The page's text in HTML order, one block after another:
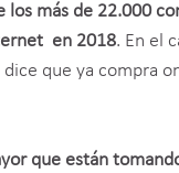
los más de 22.000
en 2018. En el
que ya compra
que están